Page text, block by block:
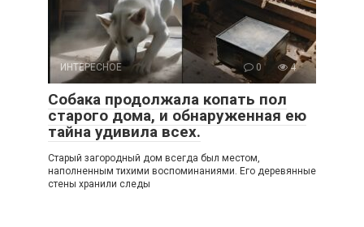
ИНТЕРЕСНОЕ 0 4
Собака продолжала копать пол
старого дома, и обнаруженная ею
тайна удивила всех.
Старый загородный дом всегда был местом,
наполненным тихими воспоминаниями. Его деревянные
стены хранили следы